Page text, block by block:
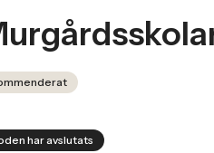
har avslutats